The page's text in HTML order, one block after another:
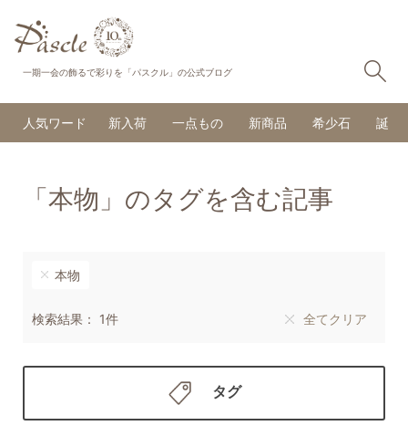
一期一会の飾るで彩りを「パスクル」の公式ブログ
人気ワード 新入荷 一点もの 新商品 希少石 誕生
「本物」のタグを含む記事
本物
検索結果： 1件 全てクリア
タグ